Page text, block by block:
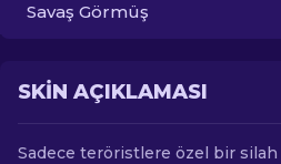
Savaş Görmüş
SKIN AÇIKLAMASI
Sadece teröristlere özel bir silah